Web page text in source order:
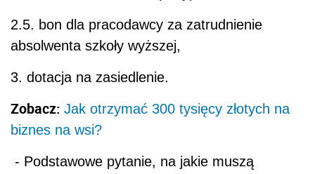
2.5. bon dla pracodawcy za zatrudnienie
absolwenta szkoły wyższej,
3. dotacja na zasiedlenie.
Zobacz: Jak otrzymać 300 tysięcy złotych na
biznes na wsi?
- Podstawowe pytanie, na jakie muszą